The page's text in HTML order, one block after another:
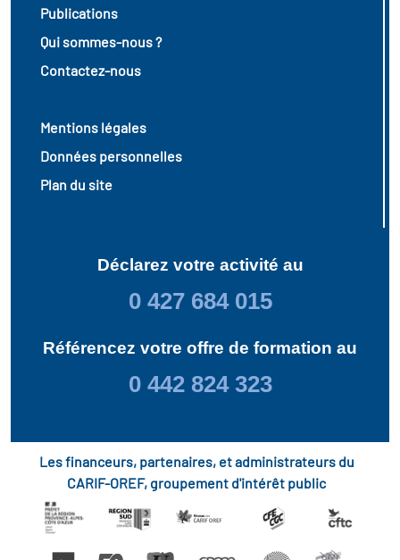
Publications
Qui sommes-nous ?
Contactez-nous
Mentions légales
Données personnelles
Plan du site
Déclarez votre activité au
0 427 684 015
Référencez votre offre de formation au
0 442 824 323
Les financeurs, partenaires, et administrateurs du
CARIF-OREF, groupement d'intérêt public